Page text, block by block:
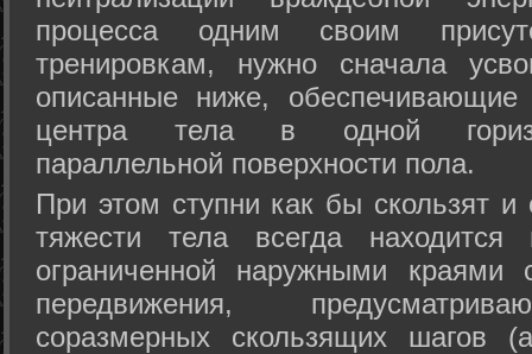
процесса одним своим
тренировкам, нужно сначала
описанные ниже, обеспечивающие
центра тела в одной
параллельной поверхности пола.
При этом ступни как бы скользят
тяжести тела всегда
ограниченной наружными краями
передвижения,
соразмерных скользящих шагов